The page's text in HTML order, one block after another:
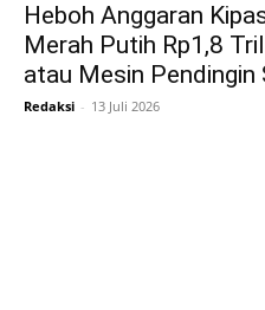
Heboh Anggaran
Merah Putih Rp1,8
atau Mesin Pendingin
Redaksi - 13 Juli 2026